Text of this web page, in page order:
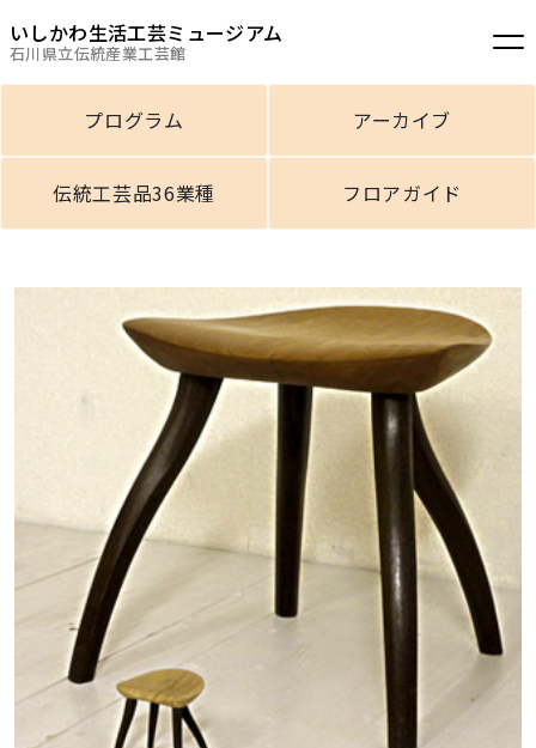
いしかわ生活工芸ミュージアム
石川県立伝統産業工芸館
プログラム アーカイブ
伝統工芸品36業種 フロアガイド